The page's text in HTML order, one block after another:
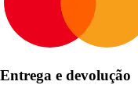
Entrega e devolução